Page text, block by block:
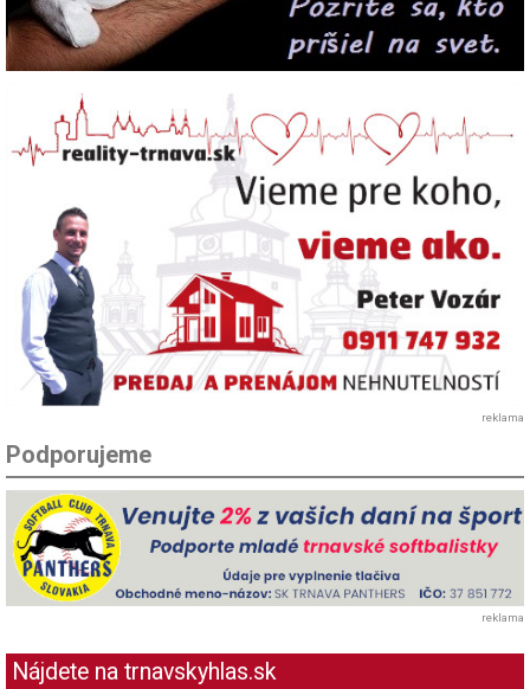
reklama
Podporujeme
reklama
Nájdete na trnavskyhlas.sk